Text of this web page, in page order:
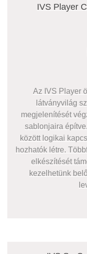
IVS Player
Az IVS Player
látványvilág
megjelenítését
sablonjaira
között logikai
hozhatók létre.
elkészítését
kezelhetünk